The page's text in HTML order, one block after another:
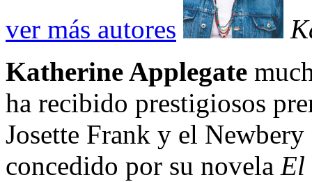
ver más autores
Katherine Applegate
ha recibido prestigiosos
Josette Frank y el
concedido por su novela El